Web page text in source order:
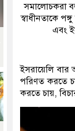
সমালোচকরা
স্বাধীনতাকে
এবং
ইসরায়েলি বার
পরিণত করতে
করতে চায়,